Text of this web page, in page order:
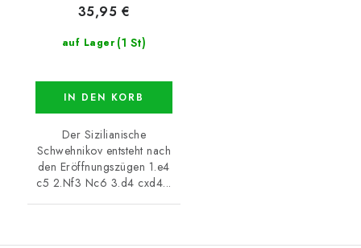
auf Lager (1 St)
35,95 €
IN DEN KORB
Der Sizilianische
Schwehnikov entsteht nach
den Eröffnungszügen 1.e4
c5 2.Nf3 Nc6 3.d4 cxd4...